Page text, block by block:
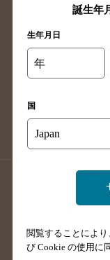
高知県の
長崎県の
店舗登録方法の
誕生年
生年月日
年
国
閲覧することにより
び Cookie の使用に